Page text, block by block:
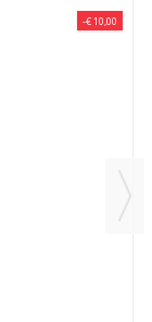
-€ 10,00